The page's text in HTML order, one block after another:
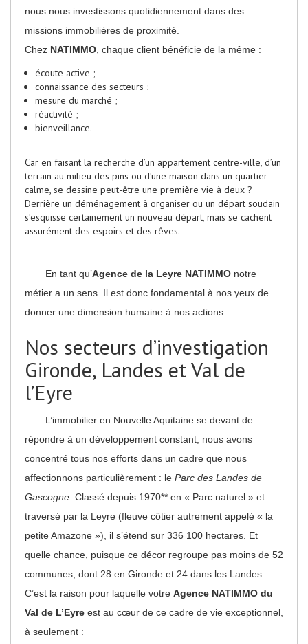
nous nous investissons quotidiennement dans des
missions immobilières de proximité.
Chez NATIMMO , chaque client bénéficie de la même :
écoute active ;
connaissance des secteurs ;
mesure du marché ;
réactivité ;
bienveillance.
Car en faisant la recherche d’un appartement centre-ville, d’un
terrain au milieu des pins ou d’une maison dans un quartier
calme, se dessine peut-être une première vie à deux ?
Derrière un déménagement à organiser ou un départ soudain
s’esquisse certainement un nouveau départ, mais se cachent
assurément des espoirs et des rêves.
En tant qu’Agence de la Leyre NATIMMO notre
métier a un sens. Il est donc fondamental à nos yeux de
donner une dimension humaine à nos actions.
Nos secteurs d’investigation
Gironde, Landes et Val de
l’Eyre
L’immobilier en Nouvelle Aquitaine se devant de
répondre à un développement constant, nous avons
concentré tous nos efforts dans un cadre que nous
affectionnons particulièrement : le Parc des Landes de
Gascogne . Classé depuis 1970** en « Parc naturel » et
traversé par la Leyre (fleuve côtier autrement appelé « la
petite Amazone »), il s’étend sur 336 100 hectares. Et
quelle chance, puisque ce décor regroupe pas moins de 52
communes, dont 28 en Gironde et 24 dans les Landes.
C’est la raison pour laquelle votre Agence NATIMMO du
Val de L’Eyre est au cœur de ce cadre de vie exceptionnel,
à seulement :